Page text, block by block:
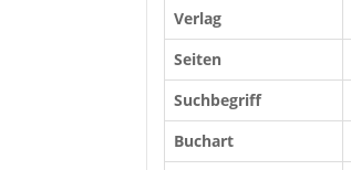
Verlag
Seiten
Suchbegriff
Buchart